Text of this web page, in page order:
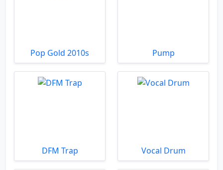
Pop Gold 2010s Pump
DFM Trap Vocal Drum